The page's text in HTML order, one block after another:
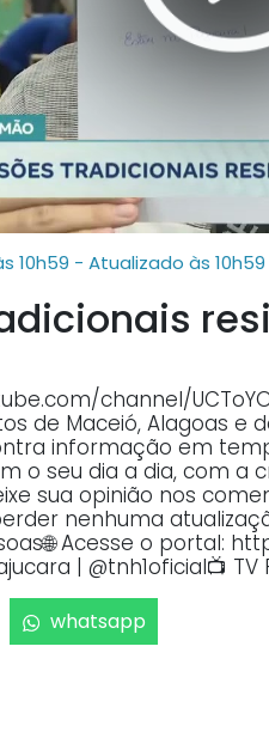
10h59 - Atualizado às 10h59
channel/
de Maceió, Alagoas e
informação em
o seu dia a dia, com a
sua opinião nos
nenhuma
Acesse o portal:
| @tnh1oficial📺 TV
whatsapp